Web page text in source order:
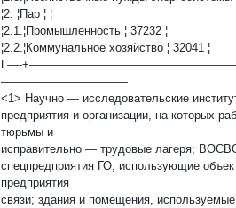
¦2. ¦Пар ¦ ¦
¦2.1.¦Промышленность ¦ 37232 ¦
¦2.2.¦Коммунальное хозяйство ¦ 32041 ¦
L—-
———————————
<1> Научно — исследовательские
предприятия и организации, на которых
тюрьмы и
исправительно — трудовые лагеря;
спецпредприятия ГО, использующие
предприятия
связи; здания и помещения,